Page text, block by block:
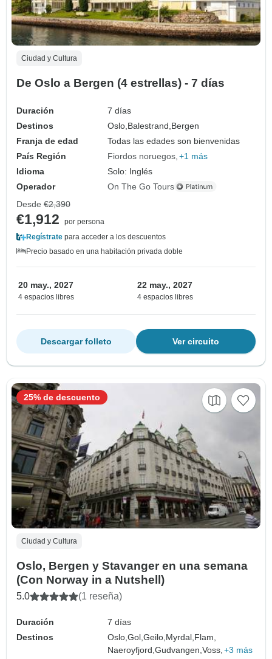
Ciudad y Cultura
De Oslo a Bergen (4 estrellas) - 7 días
Duración
7 días
Destinos
Oslo, Balestrand, Bergen
Franja de edad
Todas las edades son bienvenidas
País Región
Fiordos noruegos +1 más
Idioma
Solo: Inglés
Operador
On The Go Tours
Desde €2,390
€1,912
por persona
Regístrate para acceder a los descuentos
Precio basado en una habitación privada doble
20 may., 2027
4 espacios libres
22 may., 2027
4 espacios libres
Ver circuito
Descargar folleto
Ciudad y Cultura
Oslo, Bergen y Stavanger en una semana
(Con Norway in a Nutshell)
5.0 (1 reseña)
Duración
7 días
Destinos
Oslo,Gol,Geilo, Myrdal, Flam,
Naeroyfjord,Gudvangen,Voss, +3 más
25% de descuento